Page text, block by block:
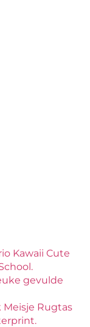
Kawaii Cute
gevulde
Rugtas